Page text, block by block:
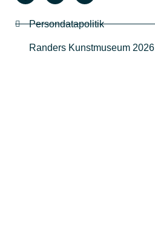
Persondatapolitik
Randers Kunstmuseum 2026